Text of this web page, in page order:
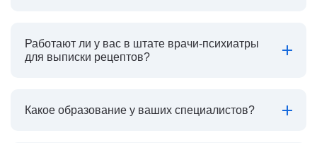
Работают ли у вас в штате врачи-психиатры
для выписки рецептов?
Какое образование у ваших специалистов?